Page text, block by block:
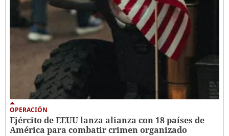
OPERACIÓN
Ejército de EEUU lanza alianza con 18 países de
América para combatir crimen organizado